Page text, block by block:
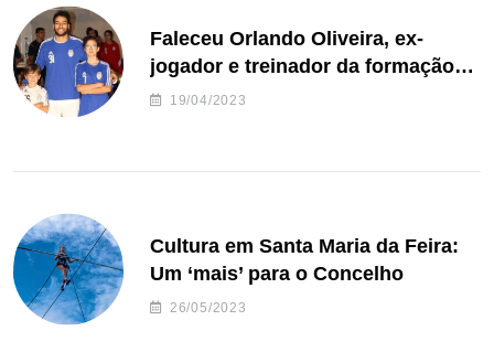
Faleceu Orlando Oliveira, ex-
jogador e treinador da formação
de andebol do Feirense
19/04/2023
Cultura em Santa Maria da Feira:
Um ‘mais’ para o Concelho
26/05/2023